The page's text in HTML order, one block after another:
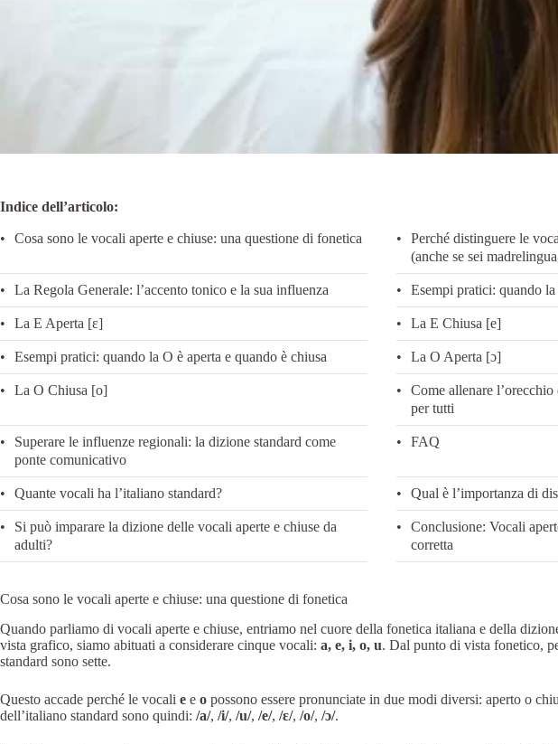
Indice dell’articolo:
Cosa sono le vocali aperte e chiuse: una questione di fonetica
Perché distinguere le
(anche se sei
La Regola Generale: l’accento tonico e la sua influenza Esempi pratici: quando
La E Aperta [ɛ] La E Chiusa [e]
Esempi pratici: quando la O è aperta e quando è chiusa La O Aperta [ɔ]
La O Chiusa [o]
Come allenare
per tutti
Superare le influenze regionali: la dizione standard come
ponte comunicativo
FAQ
Quante vocali ha l’italiano standard? Qual è l’importanza di
Si può imparare la dizione delle vocali aperte e chiuse da
adulti?
Conclusione: Vocali
corretta
Cosa sono le vocali aperte e chiuse: una questione di fonetica
Quando parliamo di vocali aperte e chiuse, entriamo nel cuore della fonetica italiana e della
vista grafico, siamo abituati a considerare cinque vocali: a, e, i, o, u. Dal punto di vista fonetico,
standard sono sette.
Questo accade perché le vocali e e o possono essere pronunciate in due modi diversi: aperto o
dell’italiano standard sono quindi: /a/, /i/, /u/, /e/, /ɛ/, /o/, /ɔ/.